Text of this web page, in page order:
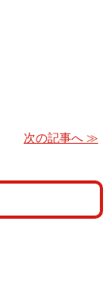
次の記事へ ≫